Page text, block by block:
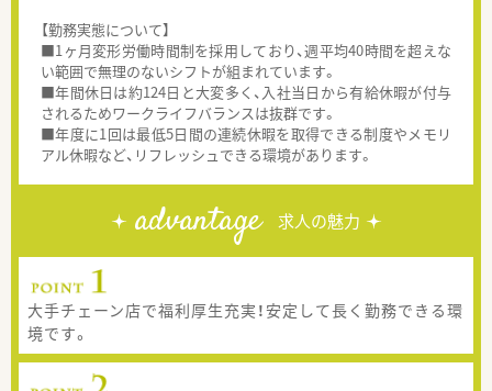
【勤務実態について】
■1ヶ月変形労働時間制を採用しており、週平均40時間を超えな
い範囲で無理のないシフトが組まれています。
■年間休日は約124日と大変多く、入社当日から有給休暇が付与
されるためワークライフバランスは抜群です。
■年度に1回は最低5日間の連続休暇を取得できる制度やメモリ
アル休暇など、リフレッシュできる環境があります。
advantage 求人の魅力
大手チェーン店で福利厚生充実！安定して長く勤務できる環
境です。